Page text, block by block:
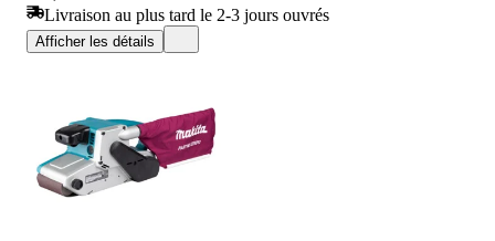
Livraison au plus tard le 2-3 jours ouvrés
Afficher les détails